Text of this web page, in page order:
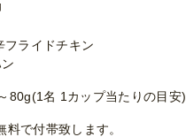
フライドチキン
80g(1名 1カップ当たりの目安)
料で付帯致します。